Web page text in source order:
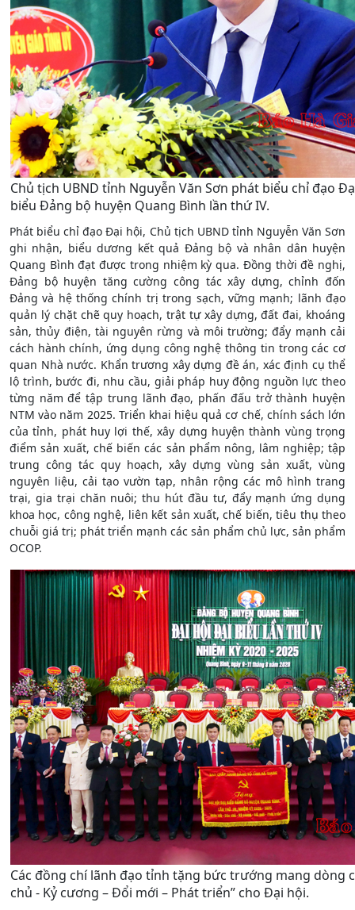
Chủ tịch UBND tỉnh Nguyễn Văn Sơn phát biểu chỉ đạo
biểu Đảng bộ huyện Quang Bình lần thứ IV.
Phát biểu chỉ đạo Đại hội, Chủ tịch UBND tỉnh Nguyễn Văn Sơn
ghi nhận, biểu dương kết quả Đảng bộ và nhân dân huyện
Quang Bình đạt được trong nhiệm kỳ qua. Đồng thời đề nghị,
Đảng bộ huyện tăng cường công tác xây dựng, chỉnh đốn
Đảng và hệ thống chính trị trong sạch, vững mạnh; lãnh đạo
quản lý chặt chẽ quy hoạch, trật tự xây dựng, đất đai, khoáng
sản, thủy điện, tài nguyên rừng và môi trường; đẩy mạnh cải
cách hành chính, ứng dụng công nghệ thông tin trong các cơ
quan Nhà nước. Khẩn trương xây dựng đề án, xác định cụ thể
lộ trình, bước đi, nhu cầu, giải pháp huy động nguồn lực theo
từng năm để tập trung lãnh đạo, phấn đấu trở thành huyện
NTM vào năm 2025. Triển khai hiệu quả cơ chế, chính sách lớn
của tỉnh, phát huy lợi thế, xây dựng huyện thành vùng trọng
điểm sản xuất, chế biến các sản phẩm nông, lâm nghiệp; tập
trung công tác quy hoạch, xây dựng vùng sản xuất, vùng
nguyên liệu, cải tạo vườn tạp, nhân rộng các mô hình trang
trại, gia trại chăn nuôi; thu hút đầu tư, đẩy mạnh ứng dụng
khoa học, công nghệ, liên kết sản xuất, chế biến, tiêu thụ theo
chuỗi giá trị; phát triển mạnh các sản phẩm chủ lực, sản phẩm
OCOP.
Các đồng chí lãnh đạo tỉnh tặng bức trướng mang dòng
chủ - Kỷ cương – Đổi mới – Phát triển” cho Đại hội.